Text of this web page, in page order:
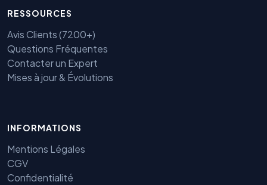
RESSOURCES
Avis Clients (7200+)
Questions Fréquentes
Contacter un Expert
Mises à jour & Évolutions
INFORMATIONS
Mentions Légales
CGV
Confidentialité